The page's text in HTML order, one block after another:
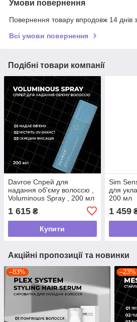
Умови повернення
Повернення товару впродовж 14 днів
Всі умови повернення
Подібні товари компанії
Davroe Спрей для
надання об'єму волоссю ,
Voluminous Spray , 200 мл
1 615 ₴
Купити
Sim
для
200 мл
1 459
Акційні пропозиції та новинки
–83% –23%